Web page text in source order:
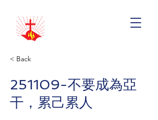
< Back
251109-不要成為亞
干，累己累人